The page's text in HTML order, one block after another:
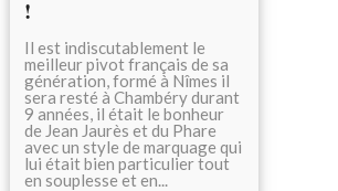
!
Il est indiscutablement le
meilleur pivot français de sa
génération, formé à Nîmes il
sera resté à Chambéry durant
9 années, il était le bonheur
de Jean Jaurès et du Phare
avec un style de marquage qui
lui était bien particulier tout
en souplesse et en...